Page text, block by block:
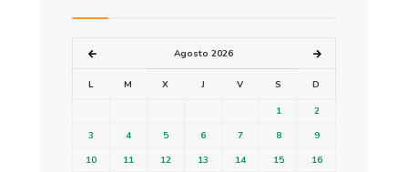
Agosto 2026
L M X J V S D
1
2
3
4 5 6 7 8
9
10
11 12 13 14 15
16